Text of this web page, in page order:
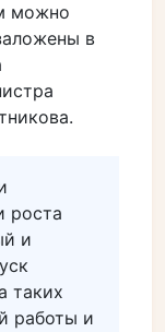
можно
в
роста
и
таких
работы и